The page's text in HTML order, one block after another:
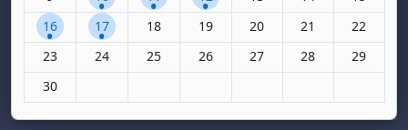
1 събитие, понеделник, 16 юни
16 1 събитие, вторник, 17 юни
17 Няма събития, сряда, 18 юни
18 Няма събития, четвъртък, 19 юни
19 Няма събития, петък, 20
20 Няма събития,
21 Няма
22
Няма събития, понеделник, 23 юни
23 Няма събития, вторник, 24 юни
24 Няма събития, сряда, 25 юни
25 Няма събития, четвъртък, 26 юни
26 Няма събития, петък, 27
27 Няма събития,
28 Няма
29
Няма събития, понеделник, 30 юни
30